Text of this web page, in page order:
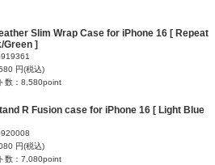
Slim Wrap Case for iPhone 16 [ Repeat
Green ]
円(税込)
数：8,580point
R Fusion case for iPhone 16 [ Light Blue
円(税込)
数：7,080point